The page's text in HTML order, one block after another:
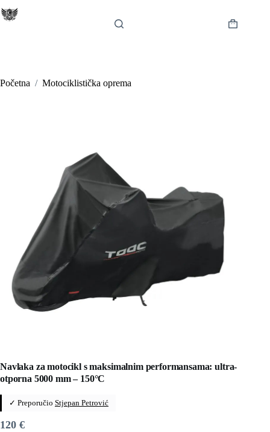
na
Košarica
Početna / Motociklistička oprema
Navlaka za motocikl s maksimalnim performansama: ultra-
otporna 5000 mm – 150°C
✓ Preporučio Stjepan Petrović
120 €